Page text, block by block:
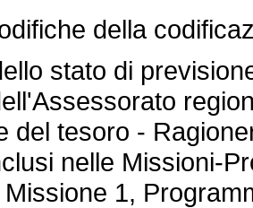
della
stato di
del tesoro -
nelle Missioni-
1,